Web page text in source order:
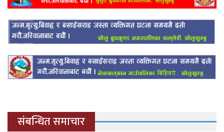
संबन्धित समाचार